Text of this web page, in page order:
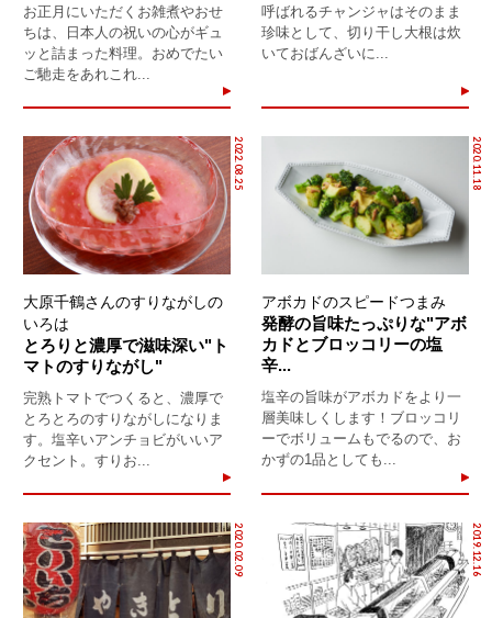
お正月にいただくお雑煮やおせ
ちは、日本人の祝いの心がギュ
ッと詰まった料理。おめでたい
ご馳走をあれこれ...
呼ばれるチャンジャはそのまま
珍味として、切り干し大根は炊
いておばんざいに...
2022.08.25
大原千鶴さんのすりながしの
いろは
とろりと濃厚で滋味深い"ト
マトのすりながし"
完熟トマトでつくると、濃厚で
とろとろのすりながしになりま
す。塩辛いアンチョビがいいア
クセント。すりお...
2020.11.18
アボカドのスピードつまみ
発酵の旨味たっぷりな"アボ
カドとブロッコリーの塩
辛...
塩辛の旨味がアボカドをより一
層美味しくします！ブロッコリ
ーでボリュームもでるので、お
かずの1品としても...
2020.02.09 2019.12.16